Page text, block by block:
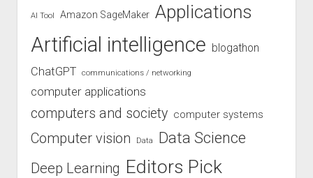
AI Tool Amazon SageMaker Applications
Artificial intelligence blogathon
ChatGPT communications / networking
computer applications
computers and society computer systems
Computer vision Data Data Science
Deep Learning Editors Pick